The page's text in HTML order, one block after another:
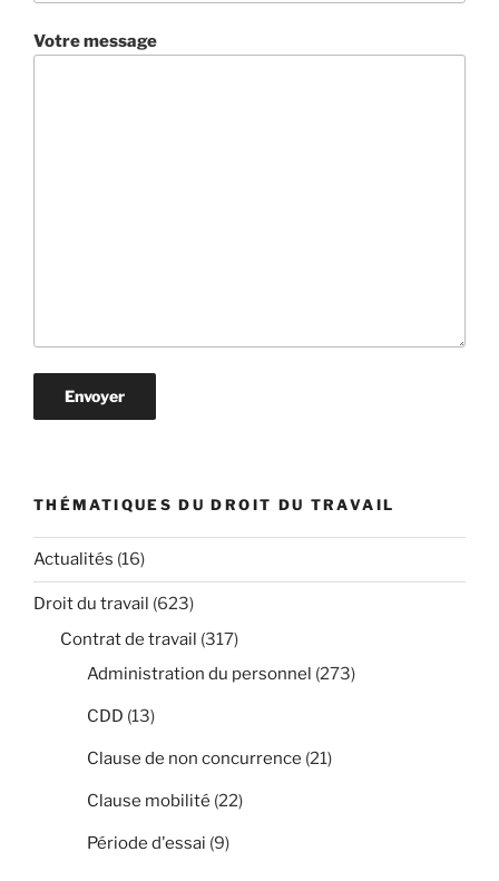
Votre message
THÉMATIQUES DU DROIT DU TRAVAIL
Actualités (16)
Droit du travail (623)
Contrat de travail (317)
Administration du personnel (273)
CDD (13)
Clause de non concurrence (21)
Clause mobilité (22)
Période d'essai (9)